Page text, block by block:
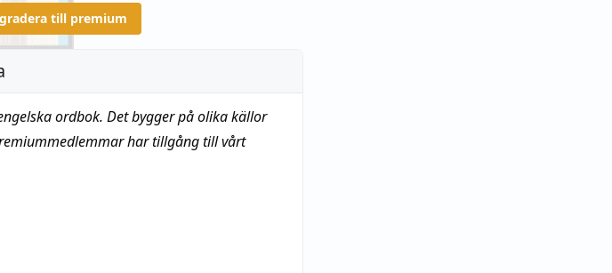
till premium
ordbok. Det bygger på olika källor
har tillgång till vårt